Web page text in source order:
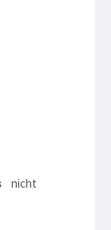
nicht